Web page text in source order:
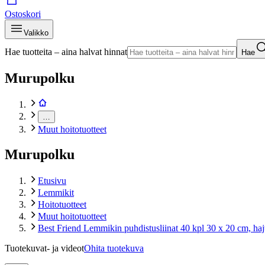
Ostoskori
Valikko
Hae tuotteita – aina halvat hinnat Hae
Murupolku
Muut hoitotuotteet
Murupolku
Etusivu
Lemmikit
Hoitotuotteet
Muut hoitotuotteet
Best Friend Lemmikin puhdistusliinat 40 kpl 30 x 20 cm,
Tuotekuvat- ja videotOhita tuotekuva